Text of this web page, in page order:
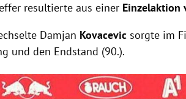
resultierte aus einer Einzelaktion
Damjan Kovacevic sorgte im
und den Endstand (90.).
Hinweis öffnen/schließen